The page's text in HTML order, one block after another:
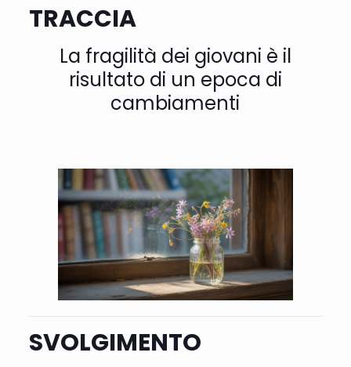
TRACCIA
La fragilità dei giovani è il
risultato di un epoca di
cambiamenti
SVOLGIMENTO